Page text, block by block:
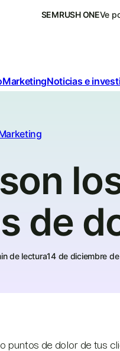
SEMRUSH ONEVe
MarketingNoticias e
de
de lectura14 de diciembre
de dolor de tus